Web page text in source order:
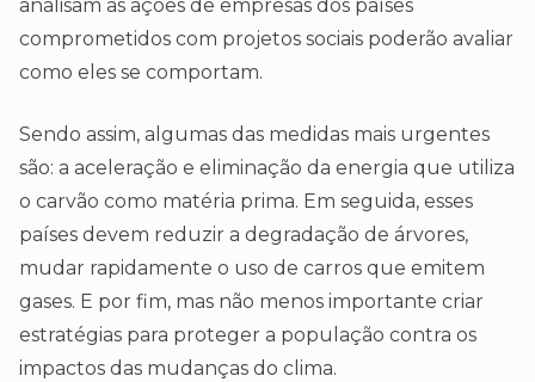
analisam as ações de empresas dos países
comprometidos com projetos sociais poderão avaliar
como eles se comportam.
Sendo assim, algumas das medidas mais urgentes
são: a aceleração e eliminação da energia que utiliza
o carvão como matéria prima. Em seguida, esses
países devem reduzir a degradação de árvores,
mudar rapidamente o uso de carros que emitem
gases. E por fim, mas não menos importante criar
estratégias para proteger a população contra os
impactos das mudanças do clima.